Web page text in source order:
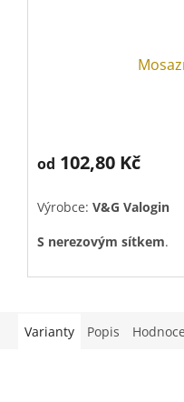
od 102,80 Kč
Výrobce: V&G Valogin
S nerezovým sítkem.
Náhradní nerezové
Varianty Popis